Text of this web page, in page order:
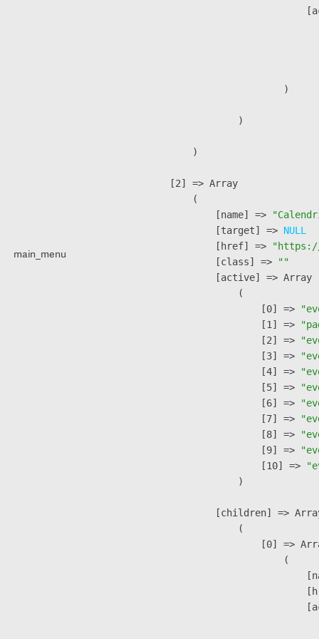
main_menu
                        )
                )
        )
    [2] => Array
        (
            [name] =>
            [target] =>
NULL
            [href] =>
            [class] =>
""
            [active] => Array
                (
                    [0] =>
                    [1] =>
                    [2] =>
                    [3] =>
                    [4] =>
                    [5] =>
                    [6] =>
                    [7] =>
                    [8] =>
                    [9] =>
                    [10] =>
                )
[children] =>
                (
[0] =>
                        (